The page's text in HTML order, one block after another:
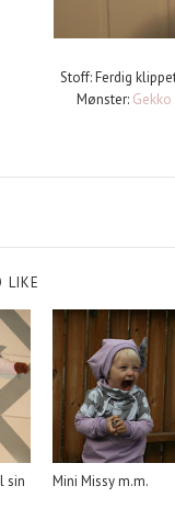
Stoff: Ferdig
Mønster: Gekko
LIKE
sin
Mini Missy m.m.